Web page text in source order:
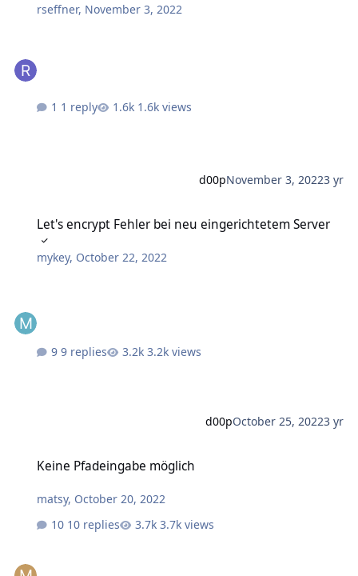
rseffner, November 3, 2022
1 reply 1.6k views
d00pNovember 3, 20223 yr
Let's encrypt Fehler bei neu eingerichtetem Server
mykey, October 22, 2022
9 replies 3.2k views
d00pOctober 25, 20223 yr
Keine Pfadeingabe möglich
matsy, October 20, 2022
10 replies
3.7k views